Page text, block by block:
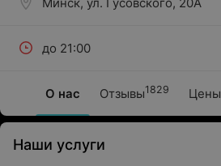
О нас Отзывы1829 Цены
до 21:00
Наши услуги